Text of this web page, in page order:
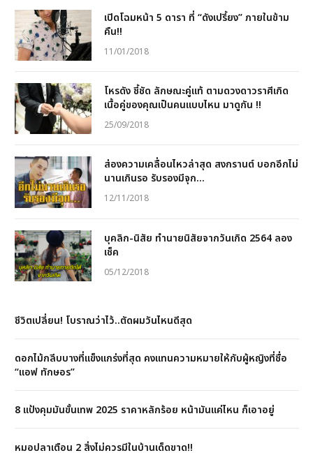
เปิดโฉมหน้า 5 ดารา ที่ “ดังเปรี้ยง” ภายในข้าม
คืน!!
11/01/2018
โหรดัง ชี้ชัด ลักษณะคู่แท้ ตามดวงดาวราศีเกิด
เนื้อคู่ของคุณเป็นคนแบบไหน มาดูกัน !!
25/09/2018
ส่องความเคลื่อนไหวล่าสุด สงกรานต์ บอกอีกไม่
นานเกินรอ รับรองมีจุก…
12/11/2018
บุคลิก-นิสัย ทำนายนิสัยจากวันเกิด 2564 ลอง
เช็ค
05/12/2018
ชีวิตเปลี่ยน! โบราณว่าไว้..ตัดผมวันไหนดีสุด
ดอกไม้กลีบบางที่แข็งแกร่งที่สุด คงแทนความหมายให้กับผู้หญิงที่ชื่อ
“แอฟ ทักษอร”
8 แป้งคุมมันขั้นเทพ 2025 ราคาหลักร้อย หน้ามันแค่ไหน ก็เอาอยู่
หมอปลาเตือน 2 สิ่งไม่ควรมีในบ้านเด็ดขาด!!